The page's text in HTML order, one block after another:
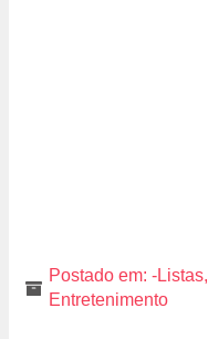
Postado em: -Listas,
Entretenimento